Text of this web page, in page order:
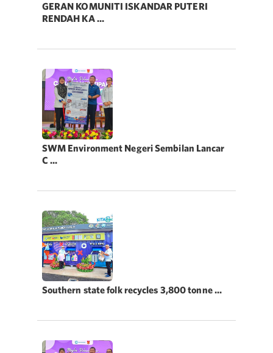
GERAN KOMUNITI ISKANDAR PUTERI
RENDAH KA ...
SWM Environment Negeri Sembilan Lancar
C ...
Southern state folk recycles 3,800 tonne ...